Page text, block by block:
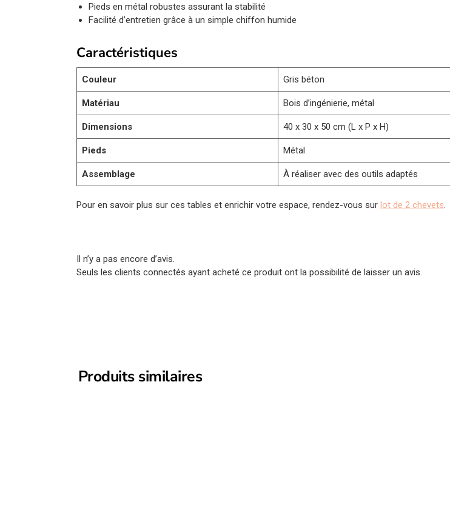
Pieds en métal robustes assurant la stabilité
Facilité d’entretien grâce à un simple chiffon humide
Caractéristiques
Couleur Gris béton
Matériau Bois d’ingénierie, métal
Dimensions 40 x 30 x 50 cm (L x P x H)
Pieds Métal
Assemblage À réaliser avec des outils adaptés
Pour en savoir plus sur ces tables et enrichir votre espace, rendez-vous surlot de 2 chevets.
Il n’y a pas encore d’avis.
Seuls les clients connectés ayant acheté ce produit ont la possibilité de laisser un avis.
Produits similaires